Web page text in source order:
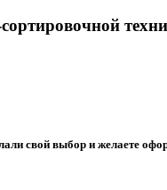
свой выбор и желаете